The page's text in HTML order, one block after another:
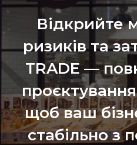
Відкрийте
ризиків та
TRADE —
щоб ваш
стабільно з